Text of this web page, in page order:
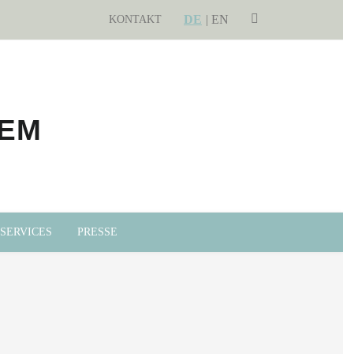
DE EN
SEARCH
KONTAKT
SERVICES PRESSE